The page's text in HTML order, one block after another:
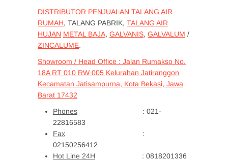
DISTRIBUTOR PENJUALAN TALANG AIR
RUMAH, TALANG PABRIK, TALANG AIR
HUJAN METAL BAJA, GALVANIS, GALVALUM /
ZINCALUME.
Showroom / Head Office : Jalan Rumakso No.
18A RT 010 RW 005 Kelurahan Jatiranggon
Kecamatan Jatisampurna, Kota Bekasi, Jawa
Barat 17432
Phones : 021-
22816583
Fax :
02150256412
Hot Line 24H : 0818201336